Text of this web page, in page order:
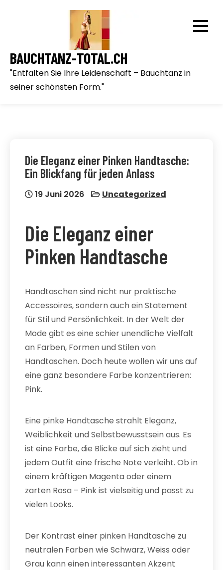
BAUCHTANZ-TOTAL.CH
"Entfalten Sie Ihre Leidenschaft – Bauchtanz in
seiner schönsten Form."
Die Eleganz einer Pinken Handtasche:
Ein Blickfang für jeden Anlass
19 Juni 2026 Uncategorized
Die Eleganz einer
Pinken Handtasche
Handtaschen sind nicht nur praktische
Accessoires, sondern auch ein Statement
für Stil und Persönlichkeit. In der Welt der
Mode gibt es eine schier unendliche Vielfalt
an Farben, Formen und Stilen von
Handtaschen. Doch heute wollen wir uns auf
eine ganz besondere Farbe konzentrieren:
Pink.
Eine pinke Handtasche strahlt Eleganz,
Weiblichkeit und Selbstbewusstsein aus. Es
ist eine Farbe, die Blicke auf sich zieht und
jedem Outfit eine frische Note verleiht. Ob in
einem kräftigen Magenta oder einem
zarten Rosa – Pink ist vielseitig und passt zu
vielen Looks.
Der Kontrast einer pinken Handtasche zu
neutralen Farben wie Schwarz, Weiss oder
Grau kann einen interessanten Akzent